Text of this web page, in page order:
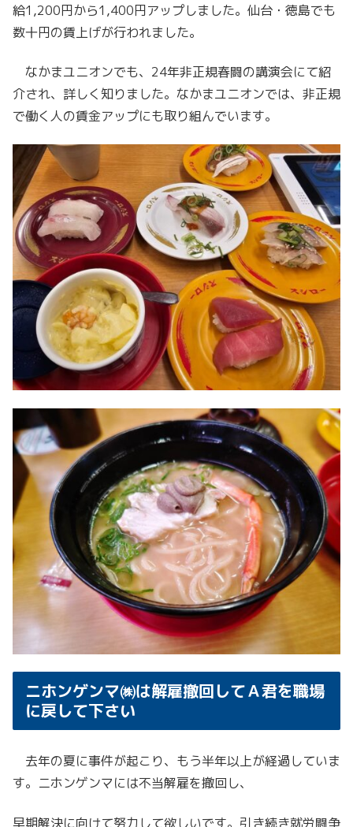
給1,200円から1,400円アップしました。仙台・徳島でも
数十円の賃上げが行われました。
なかまユニオンでも、24年非正規春闘の講演会にて紹
介され、詳しく知りました。なかまユニオンでは、非正規
で働く人の賃金アップにも取り組んでいます。
ニホンゲンマ㈱は解雇撤回してＡ君を職場
に戻して下さい
去年の夏に事件が起こり、もう半年以上が経過していま
す。ニホンゲンマには不当解雇を撤回し、
早期解決に向けて努力して欲しいです。引き続き就労闘争